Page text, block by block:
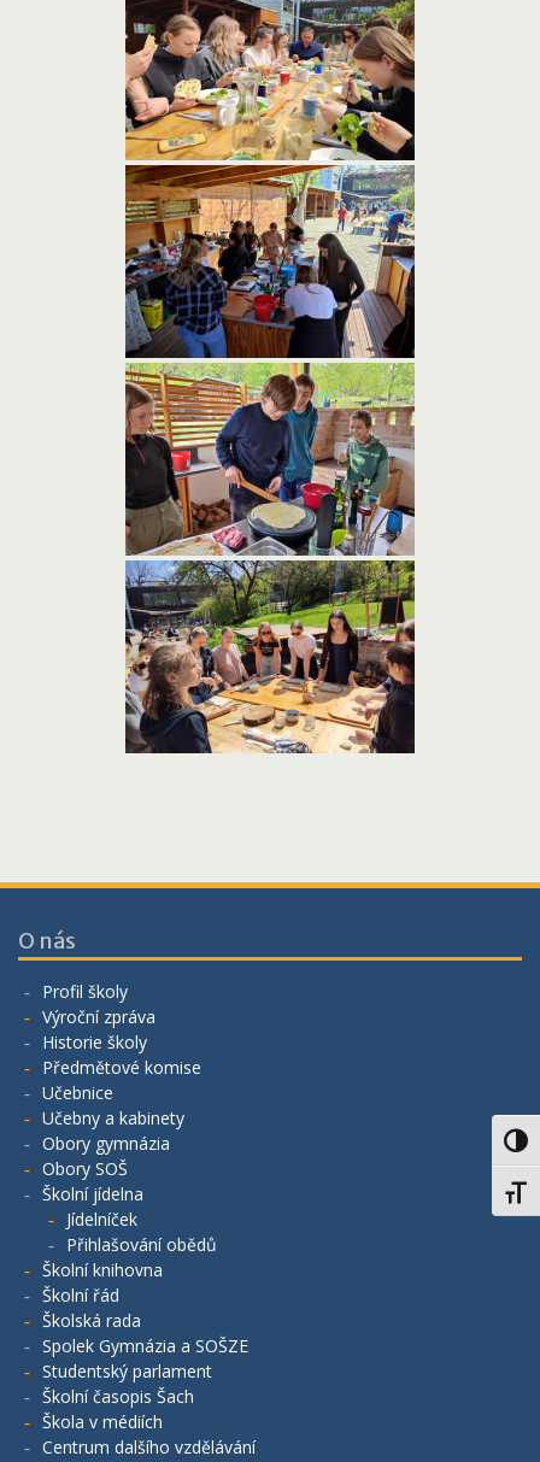
O nás
Profil školy
Výroční zpráva
Historie školy
Předmětové komise
Učebnice
Učebny a kabinety
Obory gymnázia
Obory SOŠ
Školní jídelna
Jídelníček
Přihlašování obědů
Školní knihovna
Školní řád
Školská rada
Spolek Gymnázia a SOŠZE
Studentský parlament
Školní časopis Šach
Škola v médiích
Centrum dalšího vzdělávání